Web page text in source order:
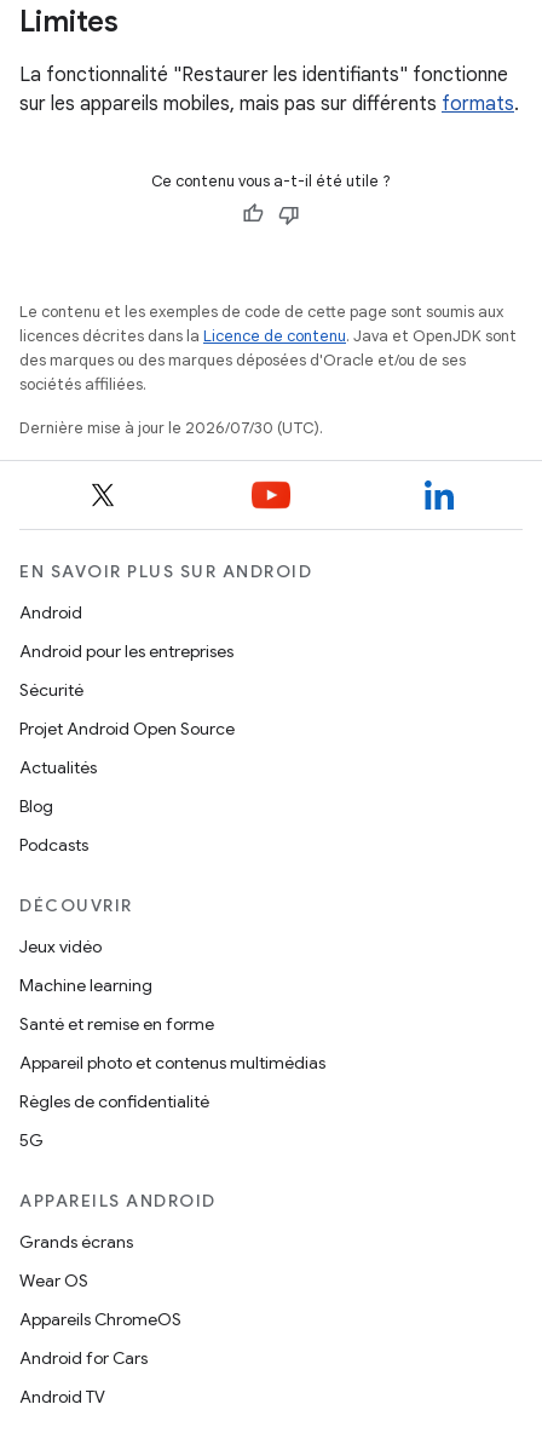
Limites
La fonctionnalité "Restaurer les identifiants" fonctionne
sur les appareils mobiles, mais pas sur différents formats.
Ce contenu vous a-t-il été utile ?
Le contenu et les exemples de code de cette page sont soumis aux
licences décrites dans la Licence de contenu. Java et OpenJDK sont
des marques ou des marques déposées d'Oracle et/ou de ses
sociétés affiliées.
Dernière mise à jour le 2026/07/30 (UTC).
EN SAVOIR PLUS SUR ANDROID
Android
Android pour les entreprises
Sécurité
Projet Android Open Source
Actualités
Blog
Podcasts
DÉCOUVRIR
Jeux vidéo
Machine learning
Santé et remise en forme
Appareil photo et contenus multimédias
Règles de confidentialité
5G
APPAREILS ANDROID
Grands écrans
Wear OS
Appareils ChromeOS
Android for Cars
Android TV